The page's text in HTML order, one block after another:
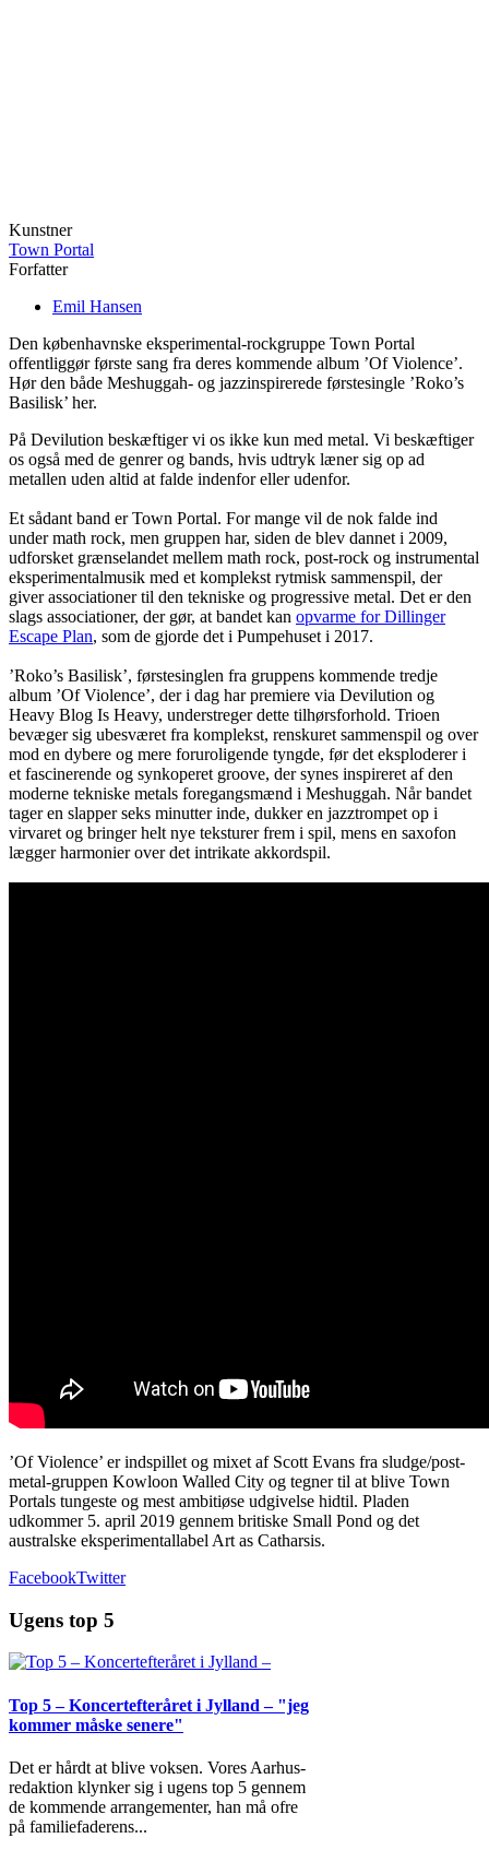
Kunstner
Town Portal
Forfatter
Emil Hansen
Den københavnske eksperimental-rockgruppe Town Portal
offentliggør første sang fra deres kommende album ’Of Violence’.
Hør den både Meshuggah- og jazzinspirerede førstesingle ’Roko’s
Basilisk’ her.
På Devilution beskæftiger vi os ikke kun med metal. Vi beskæftiger
os også med de genrer og bands, hvis udtryk læner sig op ad
metallen uden altid at falde indenfor eller udenfor.
Et sådant band er Town Portal. For mange vil de nok falde ind
under math rock, men gruppen har, siden de blev dannet i 2009,
udforsket grænselandet mellem math rock, post-rock og instrumental
eksperimentalmusik med et komplekst rytmisk sammenspil, der
giver associationer til den tekniske og progressive metal. Det er den
slags associationer, der gør, at bandet kan opvarme for Dillinger
Escape Plan, som de gjorde det i Pumpehuset i 2017.
’Roko’s Basilisk’, førstesinglen fra gruppens kommende tredje
album ’Of Violence’, der i dag har premiere via Devilution og
Heavy Blog Is Heavy, understreger dette tilhørsforhold. Trioen
bevæger sig ubesværet fra komplekst, renskuret sammenspil og over
mod en dybere og mere foruroligende tyngde, før det eksploderer i
et fascinerende og synkoperet groove, der synes inspireret af den
moderne tekniske metals foregangsmænd i Meshuggah. Når bandet
tager en slapper seks minutter inde, dukker en jazztrompet op i
virvaret og bringer helt nye teksturer frem i spil, mens en saxofon
lægger harmonier over det intrikate akkordspil.
’Of Violence’ er indspillet og mixet af Scott Evans fra sludge/post-
metal-gruppen Kowloon Walled City og tegner til at blive Town
Portals tungeste og mest ambitiøse udgivelse hidtil. Pladen
udkommer 5. april 2019 gennem britiske Small Pond og det
australske eksperimentallabel Art as Catharsis.
FacebookTwitter
Ugens top 5
Top 5 – Koncertefteråret i Jylland – "jeg
kommer måske senere"
Det er hårdt at blive voksen. Vores Aarhus-
redaktion klynker sig i ugens top 5 gennem
de kommende arrangementer, han må ofre
på familiefaderens...